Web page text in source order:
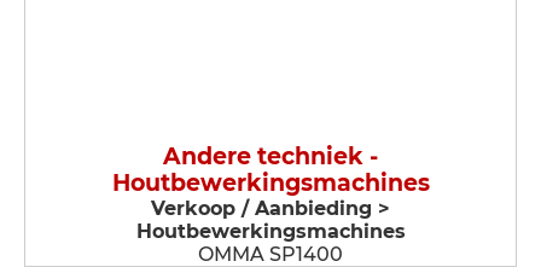
Andere techniek -
Houtbewerkingsmachines
Verkoop / Aanbieding >
Houtbewerkingsmachines
OMMA SP1400